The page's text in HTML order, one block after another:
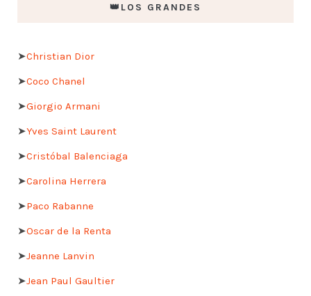
👑LOS GRANDES
➤Christian Dior
➤Coco Chanel
➤Giorgio Armani
➤Yves Saint Laurent
➤Cristóbal Balenciaga
➤Carolina Herrera
➤Paco Rabanne
➤Oscar de la Renta
➤Jeanne Lanvin
➤Jean Paul Gaultier